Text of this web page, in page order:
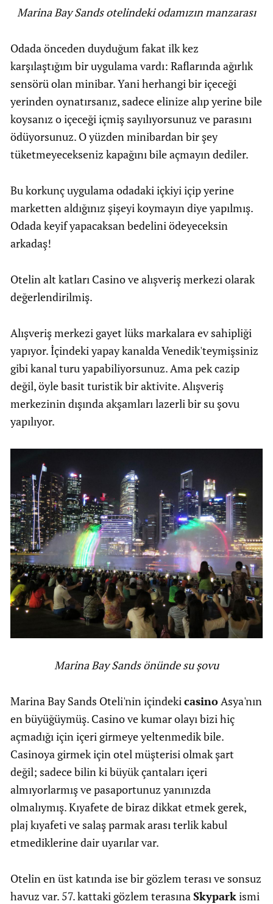
Marina Bay Sands otelindeki odamızın manzarası
Odada önceden duyduğum fakat ilk kez
karşılaştığım bir uygulama vardı: Raflarında ağırlık
sensörü olan minibar. Yani herhangi bir içeceği
yerinden oynatırsanız, sadece elinize alıp yerine bile
koysanız o içeceği içmiş sayılıyorsunuz ve parasını
ödüyorsunuz. O yüzden minibardan bir şey
tüketmeyecekseniz kapağını bile açmayın dediler.
Bu korkunç uygulama odadaki içkiyi içip yerine
marketten aldığınız şişeyi koymayın diye yapılmış.
Odada keyif yapacaksan bedelini ödeyeceksin
arkadaş!
Otelin alt katları Casino ve alışveriş merkezi olarak
değerlendirilmiş.
Alışveriş merkezi gayet lüks markalara ev sahipliği
yapıyor. İçindeki yapay kanalda Venedik'teymişsiniz
gibi kanal turu yapabiliyorsunuz. Ama pek cazip
değil, öyle basit turistik bir aktivite. Alışveriş
merkezinin dışında akşamları lazerli bir su şovu
yapılıyor.
Marina Bay Sands önünde su şovu
Marina Bay Sands Oteli'nin içindekicasinoAsya'nın
en büyüğüymüş. Casino ve kumar olayı bizi hiç
açmadığı için içeri girmeye yeltenmedik bile.
Casinoya girmek için otel müşterisi olmak şart
değil; sadece bilin ki büyük çantaları içeri
almıyorlarmış ve pasaportunuz yanınızda
olmalıymış. Kıyafete de biraz dikkat etmek gerek,
plaj kıyafeti ve salaş parmak arası terlik kabul
etmediklerine dair uyarılar var.
Otelin en üst katında ise bir gözlem terası ve sonsuz
havuz var. 57. kattaki gözlem terasınaSkyparkismi